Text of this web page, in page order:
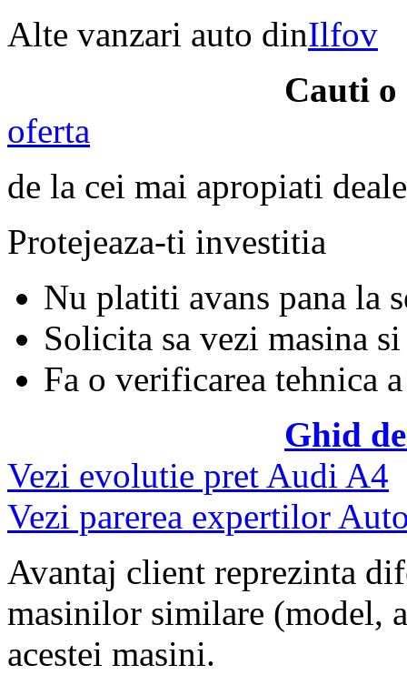
Alte vanzari auto dinIlfov
Cauti o
oferta
de la cei mai apropiati
Protejeaza-ti investitia
Nu platiti avans pana la
Solicita sa vezi masina si
Fa o verificarea tehnica
Ghid
Vezi evolutie pret Audi A4
Vezi parerea expertilor
Avantaj client reprezinta
masinilor similare (model,
acestei masini.